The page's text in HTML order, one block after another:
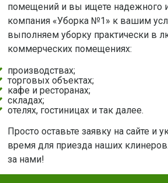
помещений и вы ищете надежного
компания «Уборка №1» к вашим
выполняем уборку практически в
коммерческих помещениях:
производствах;
торговых объектах;
кафе и ресторанах;
складах;
отелях, гостиницах и так далее.
Просто оставьте заявку на сайте и
время для приезда наших
за нами!